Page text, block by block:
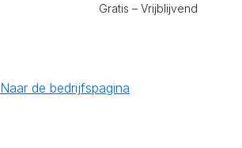
Gratis – Vrijblijvend
Naar de bedrijfspagina